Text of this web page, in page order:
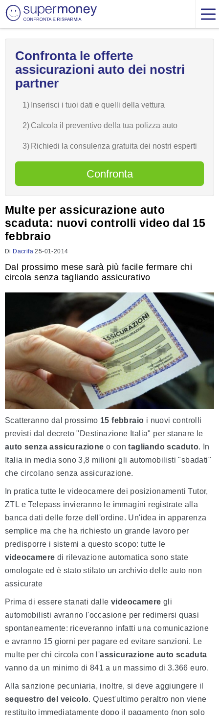
Confronta le offerte
assicurazioni auto dei nostri
partner
1) Inserisci i tuoi dati e quelli della vettura
2) Calcola il preventivo della tua polizza auto
3) Richiedi la consulenza gratuita dei nostri esperti
Confronta
Multe per assicurazione auto
scaduta: nuovi controlli video dal 15
febbraio
Di Dacrifa 25-01-2014
Dal prossimo mese sarà più facile fermare chi
circola senza tagliando assicurativo
Scatteranno dal prossimo 15 febbraio i nuovi controlli
previsti dal decreto "Destinazione Italia" per stanare le
auto senza assicurazione o contagliando scaduto. In
Italia in media sono 3,8 milioni gli automobilisti "sbadati"
che circolano senza assicurazione.
In pratica tutte le videocamere dei posizionamenti Tutor,
ZTL e Telepass invieranno le immagini registrate alla
banca dati delle forze dell'ordine. Un'idea in apparenza
semplice ma che ha richiesto un grande lavoro per
predisporre i sistemi a questo scopo: tutte le
videocamere di rilevazione automatica sono state
omologate ed è stato stilato un archivio delle auto non
assicurate
Prima di essere stanati dalle videocamere gli
automobilisti avranno l'occasione per redimersi quasi
spontaneamente: riceveranno infatti una comunicazione
e avranno 15 giorni per pagare ed evitare sanzioni. Le
multe per chi circola con l'assicurazione auto scaduta
vanno da un minimo di 841 a un massimo di 3.366 euro.
Alla sanzione pecuniaria, inoltre, si deve aggiungere il
sequestro del veicolo. Quest'ultimo peraltro non viene
restituito immediatamente dopo il pagamento (non solo